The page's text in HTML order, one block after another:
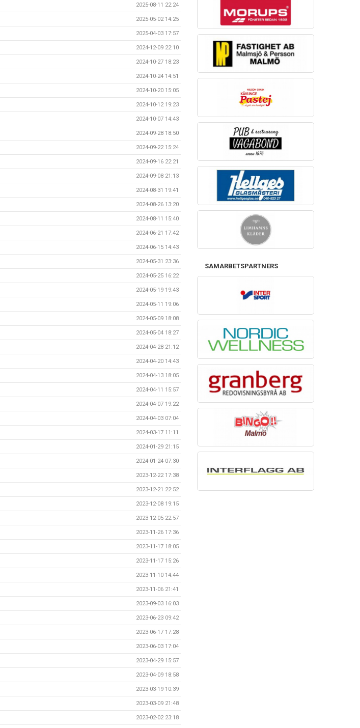
2025-08-11 22:24
2025-05-02 14:25
2025-04-03 17:57
2024-12-09 22:10
2024-10-27 18:23
2024-10-24 14:51
2024-10-20 15:05
2024-10-12 19:23
2024-10-07 14:43
2024-09-28 18:50
2024-09-22 15:24
2024-09-16 22:21
2024-09-08 21:13
2024-08-31 19:41
2024-08-26 13:20
2024-08-11 15:40
2024-06-21 17:42
2024-06-15 14:43
2024-05-31 23:36
2024-05-25 16:22
2024-05-19 19:43
2024-05-11 19:06
2024-05-09 18:08
2024-05-04 18:27
2024-04-28 21:12
2024-04-20 14:43
2024-04-13 18:05
2024-04-11 15:57
2024-04-07 19:22
2024-04-03 07:04
2024-03-17 11:11
2024-01-29 21:15
2024-01-24 07:30
2023-12-22 17:38
2023-12-21 22:52
2023-12-08 19:15
2023-12-05 22:57
2023-11-26 17:36
2023-11-17 18:05
2023-11-17 15:26
2023-11-10 14:44
2023-11-06 21:41
2023-09-03 16:03
2023-06-23 09:42
2023-06-17 17:28
2023-06-03 17:04
2023-04-29 15:57
2023-04-09 18:58
2023-03-19 10:39
2023-03-09 21:48
2023-02-02 23:18
SAMARBETSPARTNERS